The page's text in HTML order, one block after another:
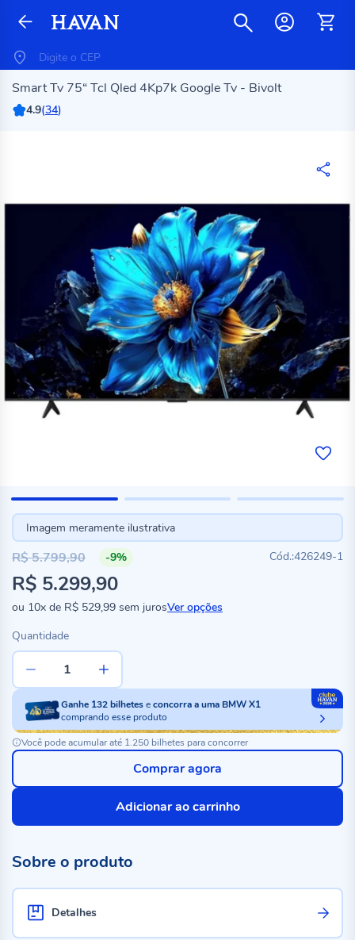
Smart Tv 75“ Tcl Qled 4Kp7k Google Tv - Bivolt
4.9(34)
Imagem meramente ilustrativa
-9%
426249-1
Preço
especial
R$ 5.299,90
R$ 5.799,90
ou 10x de R$ 529,99 sem jurosVer opções
Quantidade
Ganhe 132bilheteseconcorra a uma BMW X1
comprando esse produto
Você pode acumular até 1.250 bilhetes para concorrer
Adicionar ao carrinho
Comprar agora
Sobre o produto
Detalhes